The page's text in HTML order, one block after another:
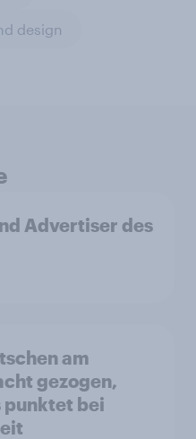
design
Advertiser des
am
gezogen,
punktet bei